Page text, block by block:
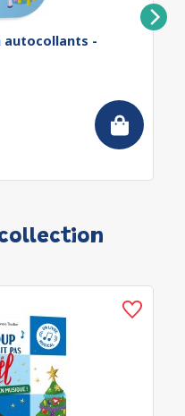
autocollants -